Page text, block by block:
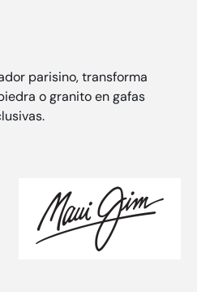
parisino, transforma
o granito en gafas